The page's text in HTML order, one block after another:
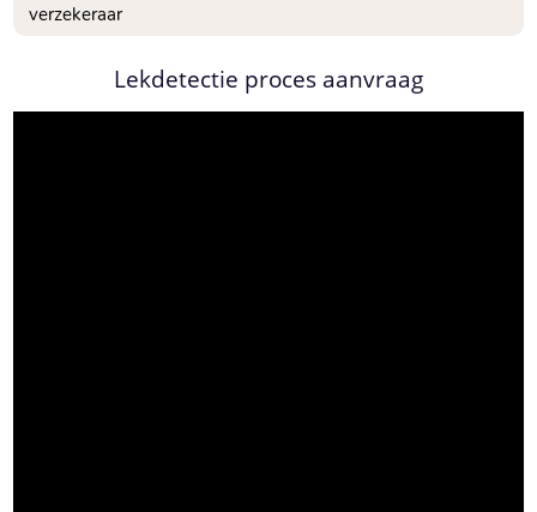
verzekeraar
Lekdetectie proces aanvraag